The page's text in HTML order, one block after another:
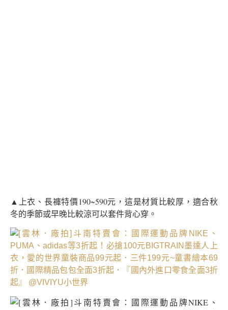
▲上衣、長褲特價190~590元，這是材質比較厚，適合秋
冬的季節或早晚比較涼可以套件背心穿。